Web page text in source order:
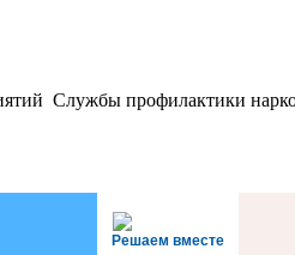
Службы профилактики
Решаем вместе